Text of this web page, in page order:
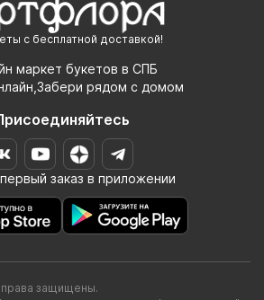
с бесплатной доставкой!
маркет букетов в СПБ
рядом с домом
заказ в приложении
защищены.